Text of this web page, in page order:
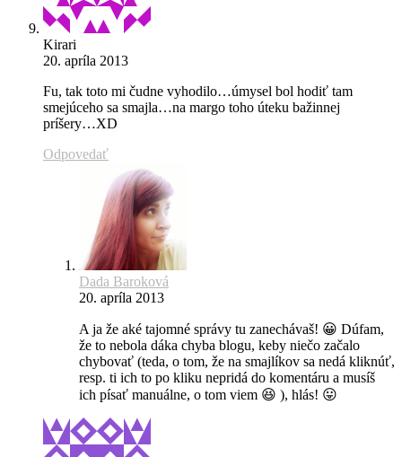
Kirari
20. apríla 2013
Fu, tak toto mi čudne vyhodilo…úmysel bol hodiť tam
smejúceho sa smajla…na margo toho úteku bažinnej
príšery…XD
Odpovedať
Dada Baroková
20. apríla 2013
A ja že aké tajomné správy tu zanechávaš! 😀 Dúfam,
že to nebola dáka chyba blogu, keby niečo začalo
chybovať (teda, o tom, že na smajlíkov sa nedá kliknúť,
resp. ti ich to po kliku nepridá do komentáru a musíš
ich písať manuálne, o tom viem 😆 ), hlás! 😛